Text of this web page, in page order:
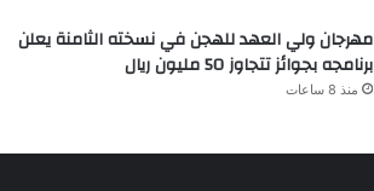
مهرجان ولي العهد للهجن في نسخته الثامنة يعلن
برنامجه بجوائز تتجاوز 50 مليون ريال
منذ 8 ساعات